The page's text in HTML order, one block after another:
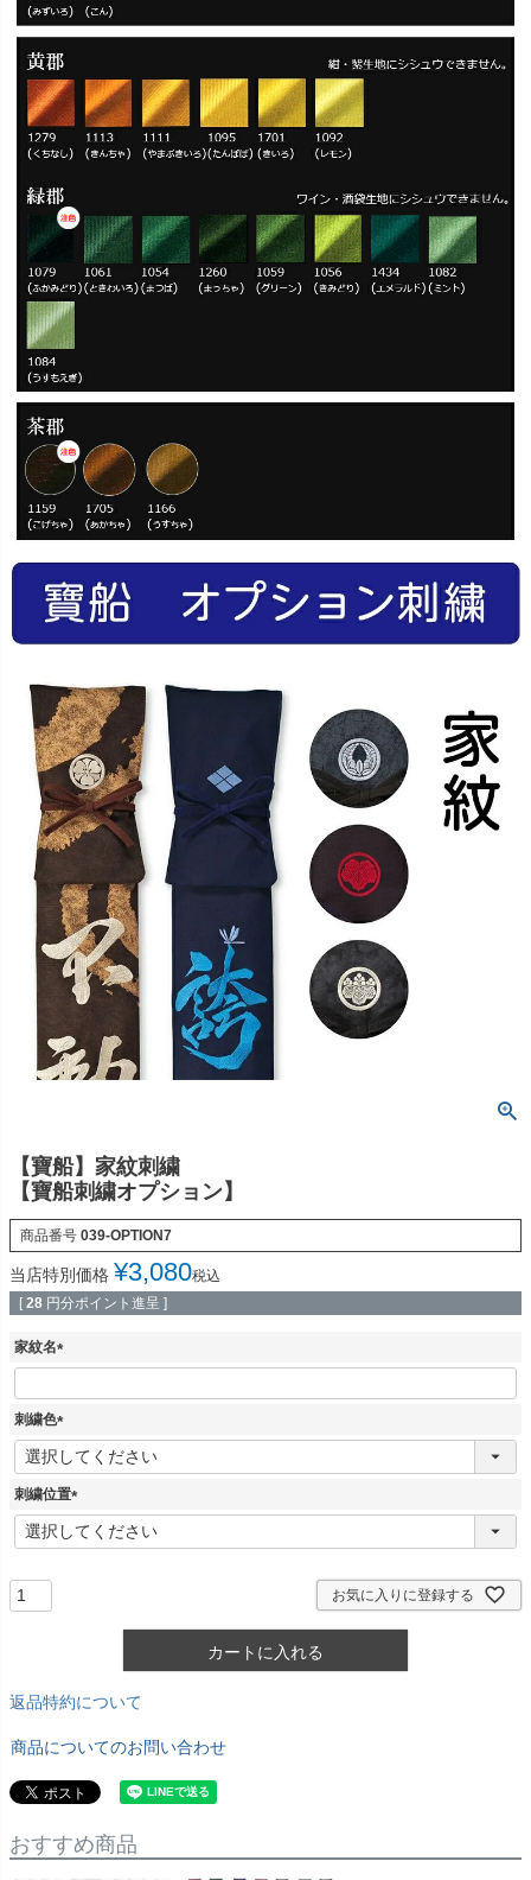
【寶船】家紋刺繍
【寶船刺繍オプション】
商品番号 039-OPTION7
当店特別価格 ¥3,080税込
[ 28 円分ポイント進呈 ]
家紋名
(
必
須
)
刺繍色
(
必
須
刺繍位置
(
必
お気に入りに登録する
カートに入れる
返品特約について
商品についてのお問い合わせ
おすすめ商品